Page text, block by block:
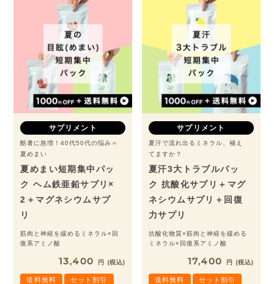
サプリメント
酷暑に急増！40代50代の悩み＝
夏めまい
夏めまい短期集中パッ
ク ヘム鉄亜鉛サプリ×
2＋マグネシウムサプ
リ
筋肉と神経を緩めるミネラル×回
復系アミノ酸
13,400 税込
送料無料 セット割引
サプリメント
夏汗で流れ出るミネラル、補え
てますか？
夏汗3大トラブルパッ
ク 抗酸化サプリ＋マグ
ネシウムサプリ＋回復
力サプリ
抗酸化物質×筋肉と神経を緩める
ミネラル×回復系アミノ酸
17,400 税込
送料無料 セット割引